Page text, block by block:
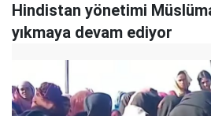
Hindistan yönetimi
yıkmaya devam ediyor